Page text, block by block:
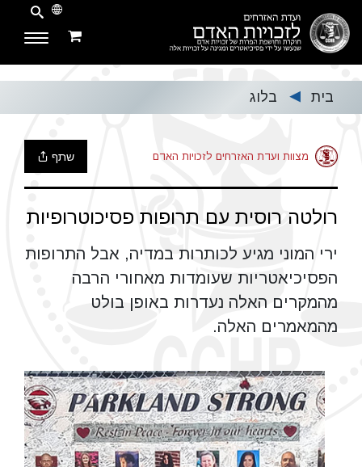
בית ▶ בלוג
מצוות ועדת האזרחים לזכויות האדם שתף
רולטה רוסית עם תרופות פסיכוטרופיות
ירי המוני מגיע לכותרות במדיה, אבל התרופות
הפסיכיאטריות שעומדות מאחורי הרבה
מהמקרים האלה נעדרות באופן בולט
מהמאמרים האלה.